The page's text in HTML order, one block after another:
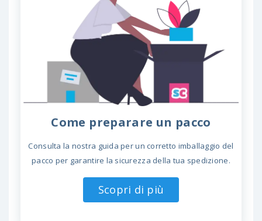
Come preparare un pacco
Consulta la nostra guida per un corretto imballaggio del
pacco per garantire la sicurezza della tua spedizione.
Scopri di più